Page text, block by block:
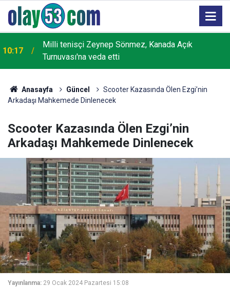
10:02 Rize'de yol üstüne villa
Anasayfa Güncel
Scooter Kazasında Ölen Ezgi’nin
Arkadaşı Mahkemede Dinlenecek
Scooter Kazasında Ölen Ezgi’nin
Arkadaşı Mahkemede Dinlenecek
Yayınlanma: 29 Ocak 2024 Pazartesi 15:08